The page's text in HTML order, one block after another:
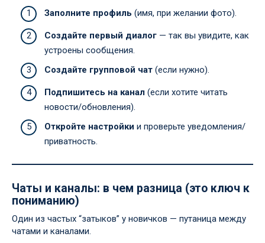
Заполните профиль (имя, при желании фото).
Создайте первый диалог — так вы увидите, как
устроены сообщения.
Создайте групповой чат (если нужно).
Подпишитесь на канал (если хотите читать
новости/обновления).
Откройте настройки и проверьте уведомления/
приватность.
Чаты и каналы: в чем разница (это ключ к
пониманию)
Один из частых “затыков” у новичков — путаница между
чатами и каналами.